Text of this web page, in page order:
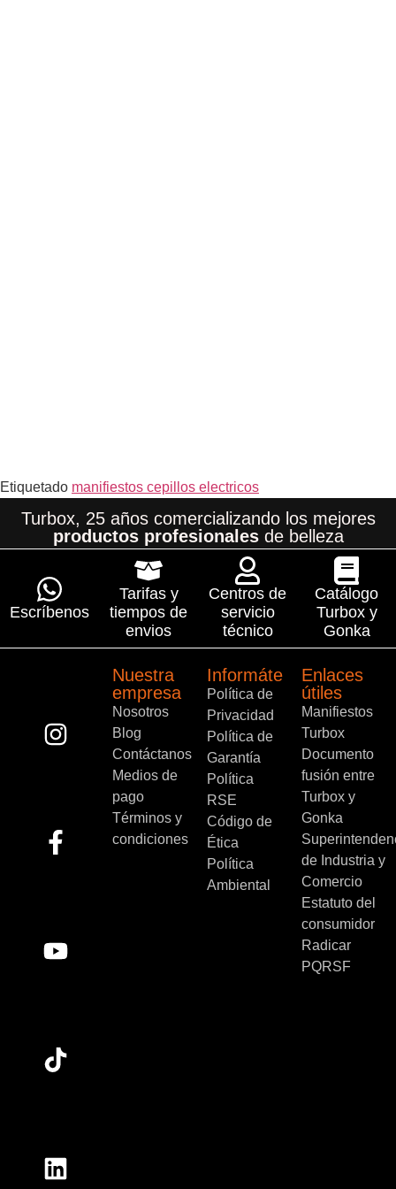
Etiquetado manifiestos cepillos electricos
Turbox, 25 años comercializando los mejores
productos profesionalesde belleza
Escríbenos
Tarifas y
tiempos de
envios
Centros de
servicio
técnico
Catálogo
Turbox y
Gonka
Nuestra
empresa
Nosotros
Blog
Contáctanos
Medios de
pago
Términos y
condiciones
Informáte
Política de
Privacidad
Política de
Garantía
Política
RSE
Código de
Ética
Política
Ambiental
Enlaces
útiles
Manifiestos
Turbox
Documento
fusión entre
Turbox y
Gonka
de Industria y
Comercio
Estatuto del
consumidor
Radicar
PQRSF